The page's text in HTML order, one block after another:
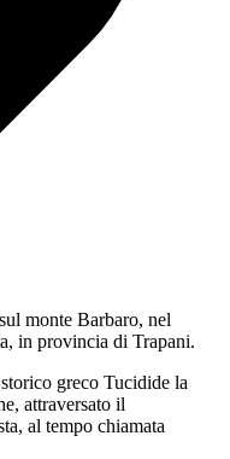
monte Barbaro, nel
in provincia di Trapani.
greco Tucidide la
attraversato il
al tempo chiamata